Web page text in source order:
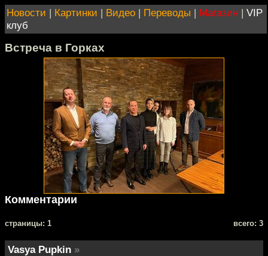
Новости | Картинки | Видео | Переводы | Магазин | VIP
клуб
Встреча в Горках
Комментарии
cтраницы: 1 всего: 3
Vasya Pupkin »